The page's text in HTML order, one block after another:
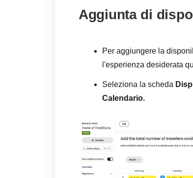
Aggiunta di
Per aggiungere la
l'esperienza desiderata
Seleziona la scheda
Calendario.